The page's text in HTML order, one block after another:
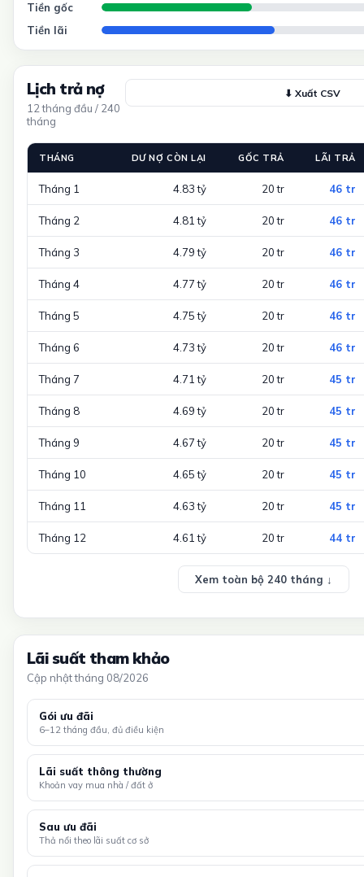
Tiền gốc
Tiền lãi
Lịch trả nợ
12 tháng đầu / 240
tháng
⬇ Xuất CSV
THÁNG DƯ NỢ CÒN LẠI GỐC TRẢ LÃI TRẢ
Tháng 1 4.83 tỷ 20 tr 46 tr
Tháng 2 4.81 tỷ 20 tr 46 tr
Tháng 3 4.79 tỷ 20 tr 46 tr
Tháng 4 4.77 tỷ 20 tr 46 tr
Tháng 5 4.75 tỷ 20 tr 46 tr
Tháng 6 4.73 tỷ 20 tr 46 tr
Tháng 7 4.71 tỷ 20 tr 45 tr
Tháng 8 4.69 tỷ 20 tr 45 tr
Tháng 9 4.67 tỷ 20 tr 45 tr
Tháng 10 4.65 tỷ 20 tr 45 tr
Tháng 11 4.63 tỷ 20 tr 45 tr
Tháng 12 4.61 tỷ 20 tr 44 tr
Xem toàn bộ 240 tháng ↓
Lãi suất tham khảo
Cập nhật tháng 08/2026
Gói ưu đãi
6–12 tháng đầu, đủ điều kiện
Lãi suất thông thường
Khoản vay mua nhà / đất ở
Sau ưu đãi
Thả nổi theo lãi suất cơ sở